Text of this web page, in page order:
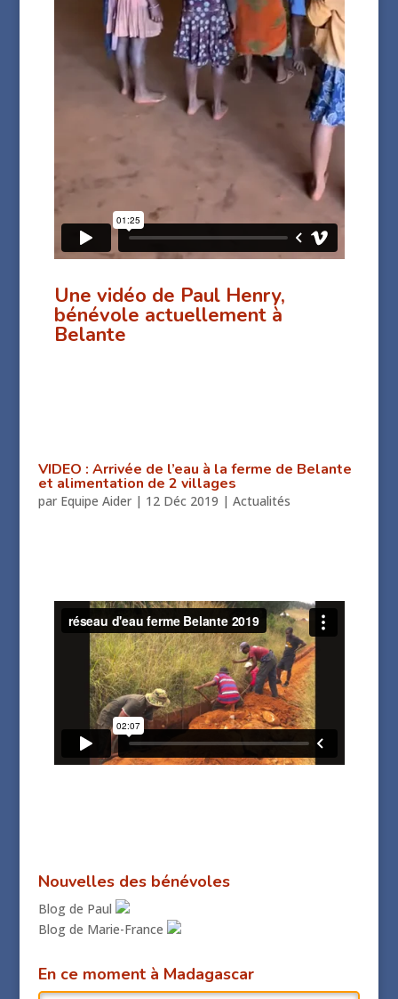
Une vidéo de Paul Henry,
bénévole actuellement à
Belante
VIDEO : Arrivée de l’eau à la ferme de Belante
et alimentation de 2 villages
par Equipe Aider| 12 Déc 2019 | Actualités
Nouvelles des bénévoles
Blog de Paul
Blog de Marie-France
En ce moment à Madagascar